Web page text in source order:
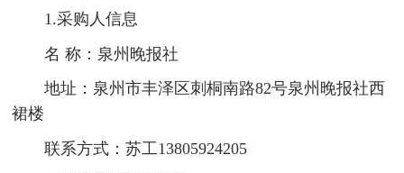
1.采购人信息
名 称：泉州晚报社
地址：泉州市丰泽区刺桐南路82号泉州晚报社西
裙楼
联系方式：苏工13805924205